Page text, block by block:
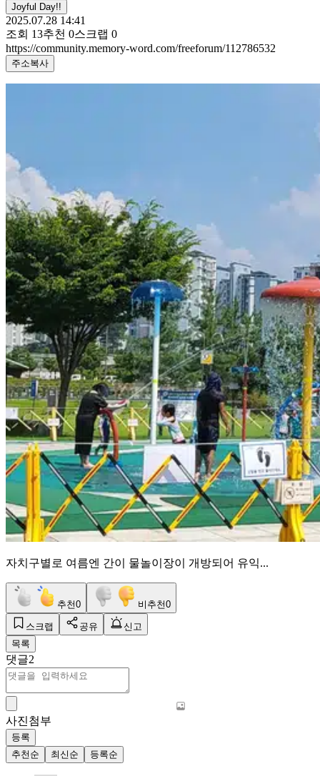
Joyful Day!!
2025.07.28 14:41
조회 13추천 0스크랩 0
https://community.memory-word.com/freeforum/112786532
주소복사
자치구별로 여름엔 간이 물놀이장이 개방되어 유익...
추천0 비추천0
스크랩 공유
신고
목록
댓글2
사진첨부
등록
추천순
최신순 등록순